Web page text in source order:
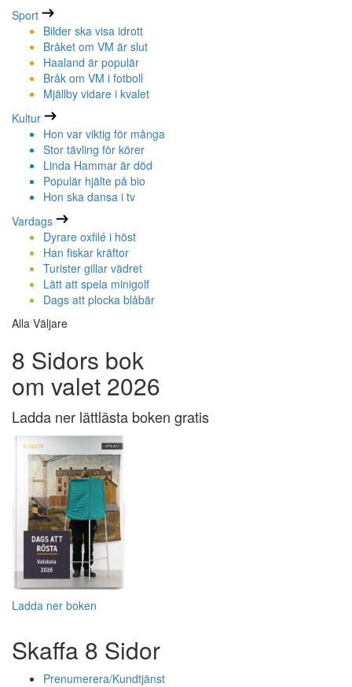
Sport
Bilder ska visa idrott
Bråket om VM är slut
Haaland är populär
Bråk om VM i fotboll
Mjällby vidare i kvalet
Kultur
Hon var viktig för många
Stor tävling för körer
Linda Hammar är död
Populär hjälte på bio
Hon ska dansa i tv
Vardags
Dyrare oxfilé i höst
Han fiskar kräftor
Turister gillar vädret
Lätt att spela minigolf
Dags att plocka blåbär
Alla Väljare
8 Sidors bok
om valet 2026
Ladda ner lättlästa boken gratis
Ladda ner boken
Skaffa 8 Sidor
Prenumerera/Kundtjänst